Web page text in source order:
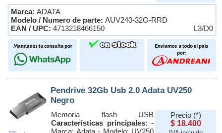
Marca: ADATA
Modelo / Numero de parte: AUV240-32G-RRD
EAN / UPC: 4713218466150 L3/D0
Pendrive 32Gb Usb 2.0 Adata UV250
Negro
Memoria flash USB
Caracteristicas principales: -
Marca: Adata - Modelo: UV250
Precio (*)
$ 18.400